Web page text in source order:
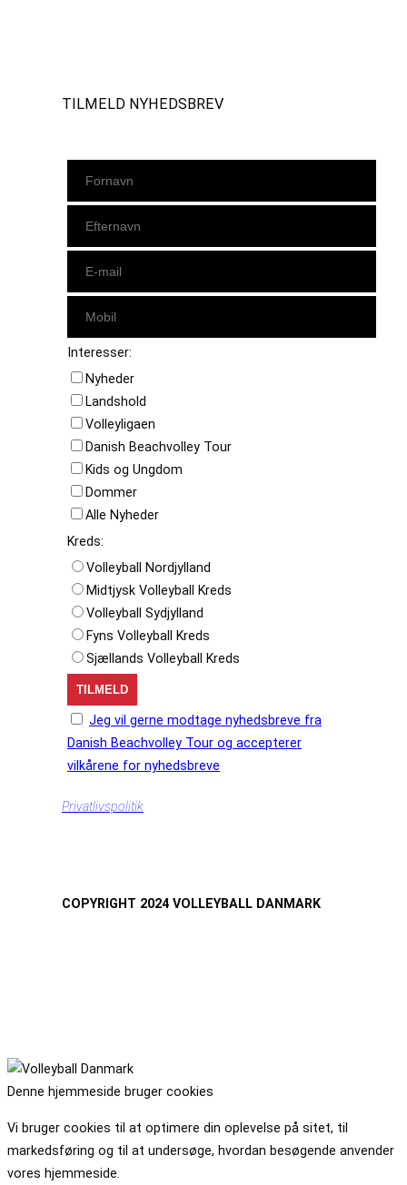
TILMELD NYHEDSBREV
Interesser:
Nyheder
Landshold
Volleyligaen
Danish Beachvolley Tour
Kids og Ungdom
Dommer
Alle Nyheder
Kreds:
Volleyball Nordjylland
Midtjysk Volleyball Kreds
Volleyball Sydjylland
Fyns Volleyball Kreds
Sjællands Volleyball Kreds
Jeg vil gerne modtage nyhedsbreve fra
Danish Beachvolley Tour og accepterer
vilkårene for nyhedsbreve
Privatlivspolitik
COPYRIGHT 2024 VOLLEYBALL DANMARK
Denne hjemmeside bruger cookies
Vi bruger cookies til at optimere din oplevelse på sitet, til
markedsføring og til at undersøge, hvordan besøgende anvender
vores hjemmeside.